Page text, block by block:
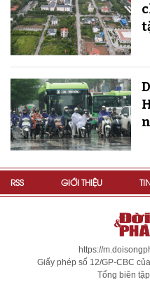
RSS GIỚI THIỆU
https://
Giấy phép số 12/GP-CBC
Tổng biên